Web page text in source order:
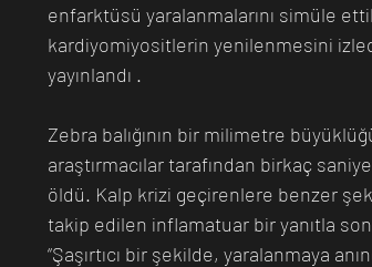
enfarktüsü yaralanmalarını simüle
kardiyomiyositlerin yenilenmesini
yayınlandı .
Zebra balığının bir milimetre
araştırmacılar tarafından birkaç
öldü. Kalp krizi geçirenlere benzer
takip edilen inflamatuar bir yanıtla
“Şaşırtıcı bir şekilde, yaralanmaya